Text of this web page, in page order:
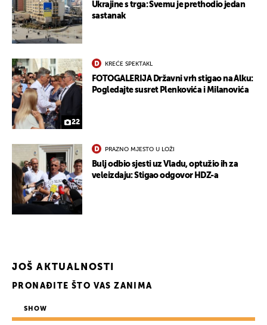
Ukrajine s trga: Svemu je prethodio jedan
sastanak
22
KREĆE SPEKTAKL
FOTOGALERIJA Državni vrh stigao na Alku:
Pogledajte susret Plenkovića i Milanovića
PRAZNO MJESTO U LOŽI
Bulj odbio sjesti uz Vladu, optužio ih za
veleizdaju: Stigao odgovor HDZ-a
JOŠ AKTUALNOSTI
PRONAĐITE ŠTO VAS ZANIMA
SHOW